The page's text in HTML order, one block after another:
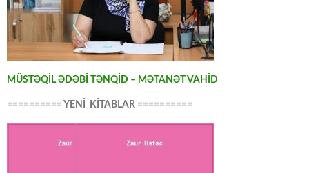
MÜSTƏQİL ƏDƏBİ TƏNQİD – MƏTANƏT VAHİD
========== YENİ KİTABLAR ==========